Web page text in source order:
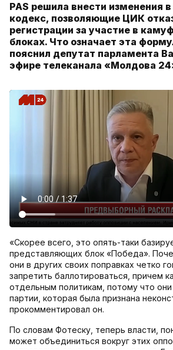
PAS решила внести изменения
кодекс, позволяющие ЦИК
регистрации за участие в
блоках. Что означает эта
пояснил депутат парламента
эфире телеканала «Молдова
«Скорее всего, это опять-таки
представляющих блок «Победа».
они в других своих поправках четко
запретить баллотироваться, причем
отдельным политикам, потому что
партии, которая была признана
прокомментировал он.
По словам Фотеску, теперь власти,
может объединиться вокруг этих